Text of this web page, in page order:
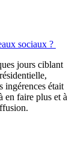
sociaux ?
jours ciblant
ingérences était
en faire plus et à